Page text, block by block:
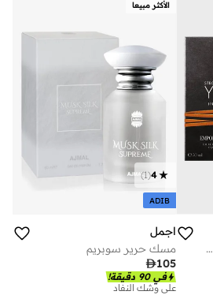
عطر سترونجر ويذ يو - او دو بارفان 50 مل
الأكثر مبيعا
4
(
1
)
ADIB
اجمل
مسك حرير سوبريم
105
في 90 دقيقة!
على وشك النفاد